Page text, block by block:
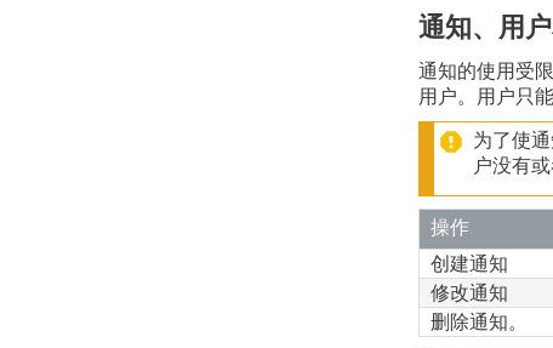
通知、用
通知的使用受
用户。用户只
为了使
户没有
操作
创建通知
修改通知
删除通知。